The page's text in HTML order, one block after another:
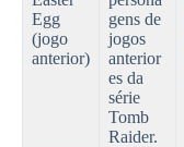
Egg
(jogo
anterior)
gens de
jogos
anterior
es da
série
Tomb
Raider.